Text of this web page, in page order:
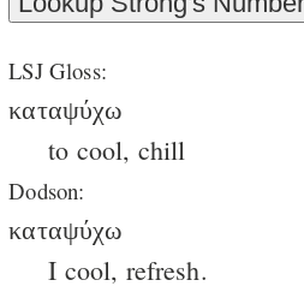
LSJ Gloss:
καταψύχω
to cool, chill
Dodson:
καταψύχω
I cool, refresh.